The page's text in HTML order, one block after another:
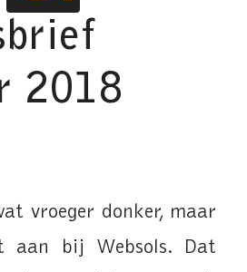
2018
vroeger donker, maar
bij Websols. Dat